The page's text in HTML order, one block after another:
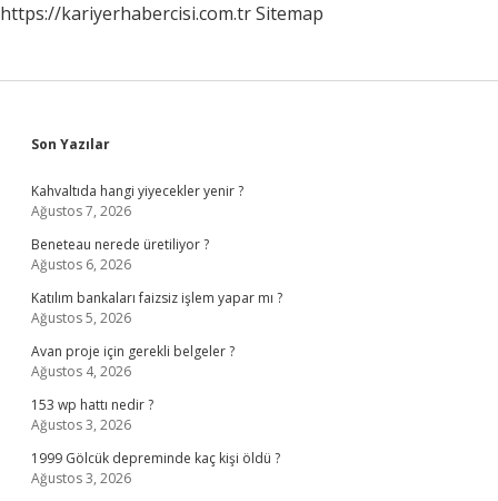
https://kariyerhabercisi.com.trSitemap
Sidebar
Son Yazılar
Kahvaltıda hangi yiyecekler yenir ?
Ağustos 7, 2026
Beneteau nerede üretiliyor ?
Ağustos 6, 2026
Katılım bankaları faizsiz işlem yapar mı ?
Ağustos 5, 2026
Avan proje için gerekli belgeler ?
Ağustos 4, 2026
153 wp hattı nedir ?
Ağustos 3, 2026
1999 Gölcük depreminde kaç kişi öldü ?
Ağustos 3, 2026